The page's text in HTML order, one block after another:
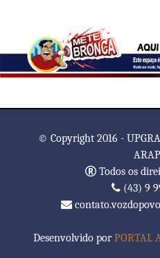
© Copyright 2016 -
Todos os
(43) 9
Desenvolvido porPORTAL